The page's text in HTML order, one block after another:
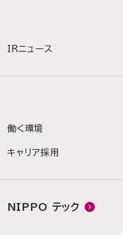
IRニュース
働く環境
キャリア採用
NIPPO テック